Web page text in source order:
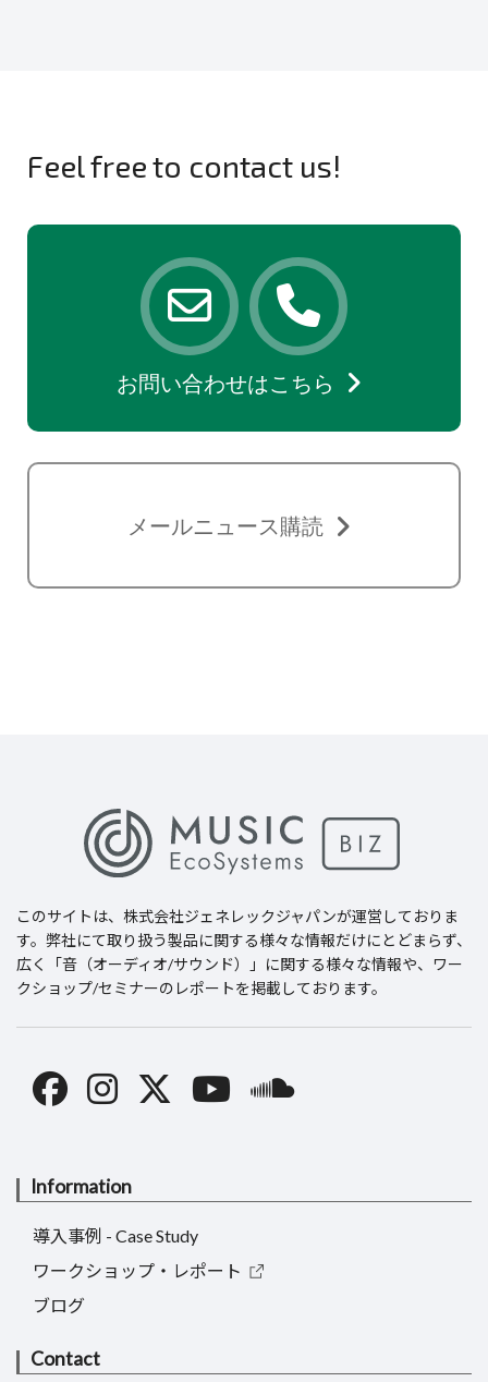
Feel free to contact us!
お問い合わせはこちら
メールニュース購読
このサイトは、 株式会社ジェネレックジャパンが運営しておりま
す。弊社にて取り扱う製品に関する様々な情報だけにとどまらず、
広く「音（オーディオ/サウンド）」に関する様々な情報や、ワー
クショップ/セミナーのレポートを掲載しております。
Information
導入事例 - Case Study
ワークショップ・レポート
ブログ
Contact